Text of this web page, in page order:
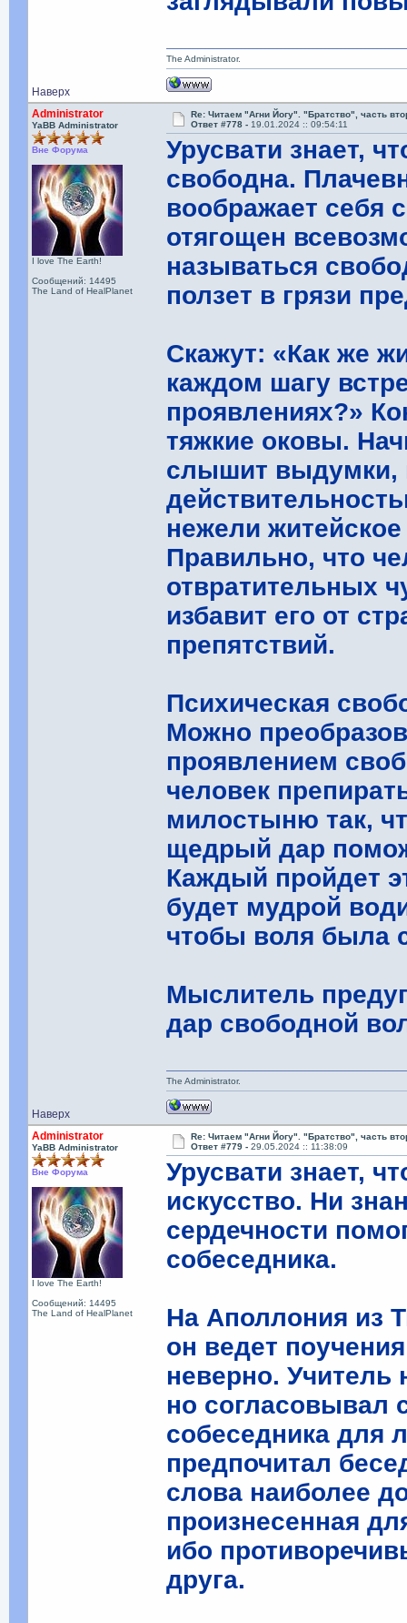
Наверх
The Administrator.
Administrator
YaBB Administrator
Вне Форума
I love The Earth!
Сообщений: 14495
The Land of HealPlanet
Re: Читаем "Агни Йогу". "Братство", часть
Ответ #778 - 19.01.2024 :: 09:54:11
Урусвати знает,
свободна.
воображает себя
отягощен
называться
ползет в грязи
Скажут: «Как же
каждом шагу
проявлениях?»
тяжкие оковы.
слышит выдумки,
нежели
Правильно, что
отвратительных
избавит его от
препятствий.
Психическая
Можно
проявлением
человек
милостыню так,
щедрый дар
Каждый пройдет
будет мудрой
чтобы воля была
Мыслитель
дар свободной
Наверх
The Administrator.
Administrator
YaBB Administrator
Вне Форума
I love The Earth!
Сообщений: 14495
The Land of HealPlanet
Re: Читаем "Агни Йогу". "Братство", часть
Ответ #779 -29.05.2024 :: 11:38:09
Урусвати знает,
искусство. Ни
сердечности
собеседника.
На Аполлония из
он ведет
неверно. Учитель
но согласовывал
собеседника для
предпочитал
слова наиболее
произнесенная
ибо
друга.